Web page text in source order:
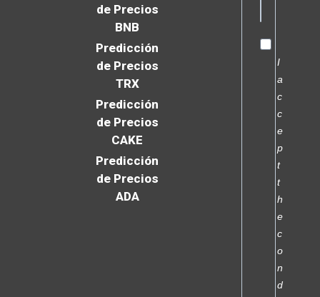
de Precios
BNB
Predicción
de Precios
TRX
Predicción
de Precios
CAKE
Predicción
de Precios
ADA
I
a
c
c
e
p
t
t
h
e
c
o
n
d